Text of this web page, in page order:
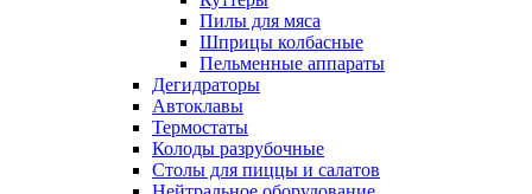
Пилы для мяса
Шприцы колбасные
Пельменные аппараты
Дегидраторы
Автоклавы
Термостаты
Колоды разрубочные
Столы для пиццы и салатов